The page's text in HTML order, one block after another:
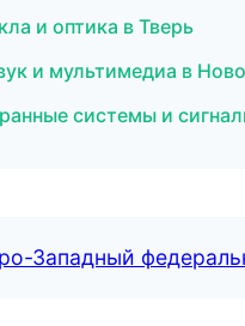
и оптика в Тверь
и мультимедиа в
системы и
Западный